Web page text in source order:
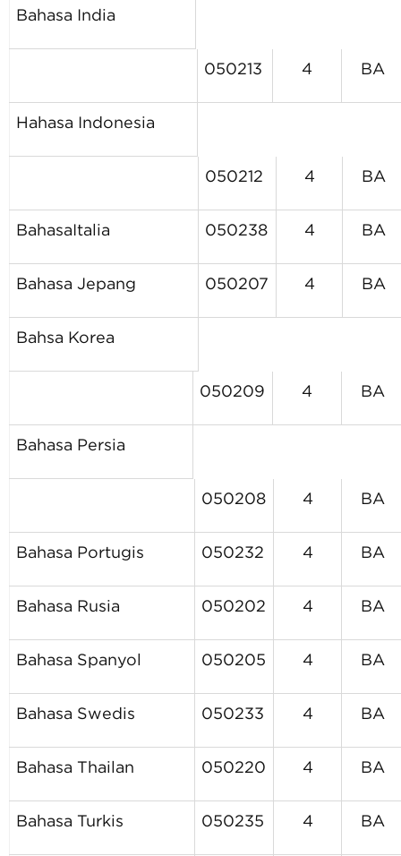
Bahasa India
050213 4 BA
Hahasa Indonesia
050212 4 BA
BahasaItalia 050238 4 BA
Bahasa Jepang 050207 4 BA
Bahsa Korea
050209 4 BA
Bahasa Persia
050208 4 BA
Bahasa Portugis 050232 4 BA
Bahasa Rusia 050202 4 BA
Bahasa Spanyol 050205 4 BA
Bahasa Swedis 050233 4 BA
Bahasa Thailan 050220 4 BA
Bahasa Turkis 050235 4 BA